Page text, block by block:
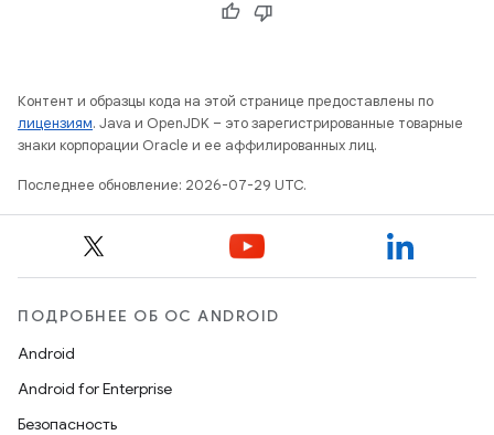
Контент и образцы кода на этой странице предоставлены по
лицензиям. Java и OpenJDK – это зарегистрированные товарные
знаки корпорации Oracle и ее аффилированных лиц.
Последнее обновление: 2026-07-29 UTC.
ПОДРОБНЕЕ ОБ ОС ANDROID
Android
Android for Enterprise
Безопасность